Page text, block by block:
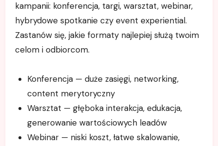
kampanii: konferencja, targi, warsztat, webinar,
hybrydowe spotkanie czy event experiential.
Zastanów się, jakie formaty najlepiej służą twoim
celom i odbiorcom.
Konferencja — duże zasięgi, networking,
content merytoryczny
Warsztat — głęboka interakcja, edukacja,
generowanie wartościowych leadów
Webinar — niski koszt, łatwe skalowanie,